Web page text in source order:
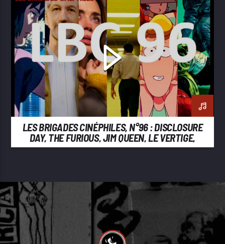
LES BRIGADES CINÉPHILES, N°96 : DISCLOSURE
DAY, THE FURIOUS, JIM QUEEN, LE VERTIGE,
BACKROOMS, GHOST IN THE SHELL